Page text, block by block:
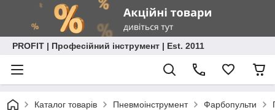
PROFIT | Професійний інструмент | Est. 2011
Каталог товарів Пневмоінструмент Фарбопульти